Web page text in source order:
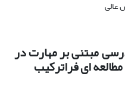
مبتنی بر مهارت در
ای فراترکیب